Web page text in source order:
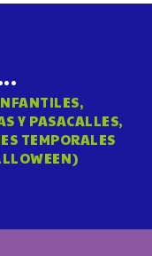
Y PASACALLES,
TEMPORALES